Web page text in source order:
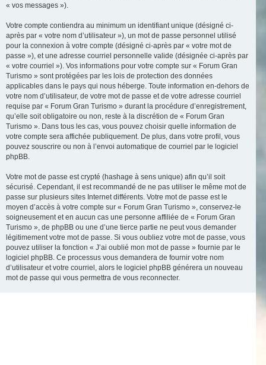
« vos messages »).
Votre compte contiendra au minimum un identifiant unique (désigné ci-
après par « votre nom d’utilisateur »), un mot de passe personnel utilisé
pour la connexion à votre compte (désigné ci-après par « votre mot de
passe »), et une adresse courriel personnelle valide (désignée ci-après par
« votre courriel »). Vos informations pour votre compte sur « Forum Gran
Turismo » sont protégées par les lois de protection des données
applicables dans le pays qui nous héberge. Toute information en-dehors de
votre nom d’utilisateur, de votre mot de passe et de votre adresse courriel
requise par « Forum Gran Turismo » durant la procédure d’enregistrement,
qu’elle soit obligatoire ou non, reste à la discrétion de « Forum Gran
Turismo ». Dans tous les cas, vous pouvez choisir quelle information de
votre compte sera affichée publiquement. De plus, dans votre profil, vous
pouvez souscrire ou non à l’envoi automatique de courriel par le logiciel
phpBB.
Votre mot de passe est crypté (hashage à sens unique) afin qu’il soit
sécurisé. Cependant, il est recommandé de ne pas utiliser le même mot de
passe sur plusieurs sites Internet différents. Votre mot de passe est le
moyen d’accès à votre compte sur « Forum Gran Turismo », conservez-le
soigneusement et en aucun cas une personne affiliée de « Forum Gran
Turismo », de phpBB ou une d’une tierce partie ne peut vous demander
légitimement votre mot de passe. Si vous oubliez votre mot de passe, vous
pouvez utiliser la fonction « J’ai oublié mon mot de passe » fournie par le
logiciel phpBB. Ce processus vous demandera de fournir votre nom
d’utilisateur et votre courriel, alors le logiciel phpBB générera un nouveau
mot de passe qui vous permettra de vous reconnecter.